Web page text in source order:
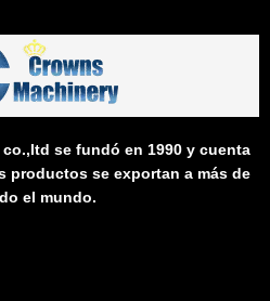
se fundó en 1990 y cuenta
productos se exportan a más de
el mundo.